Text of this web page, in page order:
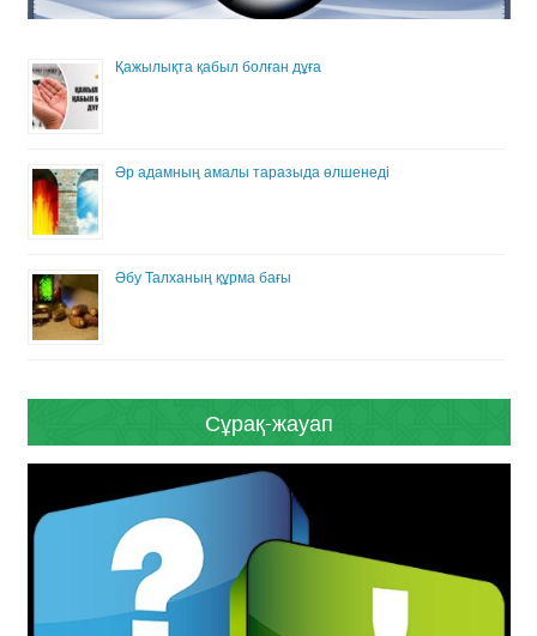
Қажылықта қабыл болған дұға
Әр адамның амалы таразыда өлшенеді
Әбу Талханың құрма бағы
Сұрақ-жауап